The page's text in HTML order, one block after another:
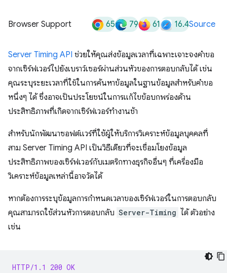
Browser Support 65 79 61 16.4Source
Server Timing API ช่วยให้คุณส่งข้อมูลเวลาที่เฉพาะเจาะจงคำขอ
จากเซิร์ฟเวอร์ไปยังเบราว์เซอร์ผ่านส่วนหัวของการตอบกลับได้ เช่น
คุณระบุระยะเวลาที่ใช้ในการค้นหาข้อมูลในฐานข้อมูลสำหรับคำขอ
หนึ่งๆ ได้ ซึ่งอาจเป็นประโยชน์ในการแก้ไขข้อบกพร่องด้าน
ประสิทธิภาพที่เกิดจากเซิร์ฟเวอร์ทำงานช้า
สำหรับนักพัฒนาซอฟต์แวร์ที่ใช้ผู้ให้บริการวิเคราะห์ข้อมูลบุคคลที่
สาม Server Timing API เป็นวิธีเดียวที่จะเชื่อมโยงข้อมูล
ประสิทธิภาพของเซิร์ฟเวอร์กับเมตริกทางธุรกิจอื่นๆ ที่เครื่องมือ
วิเคราะห์ข้อมูลเหล่านี้อาจวัดได้
หากต้องการระบุข้อมูลการกำหนดเวลาของเซิร์ฟเวอร์ในการตอบกลับ
คุณสามารถใช้ส่วนหัวการตอบกลับ Server-Timing ได้ ตัวอย่าง
เช่น
HTTP/1.1 200 OK